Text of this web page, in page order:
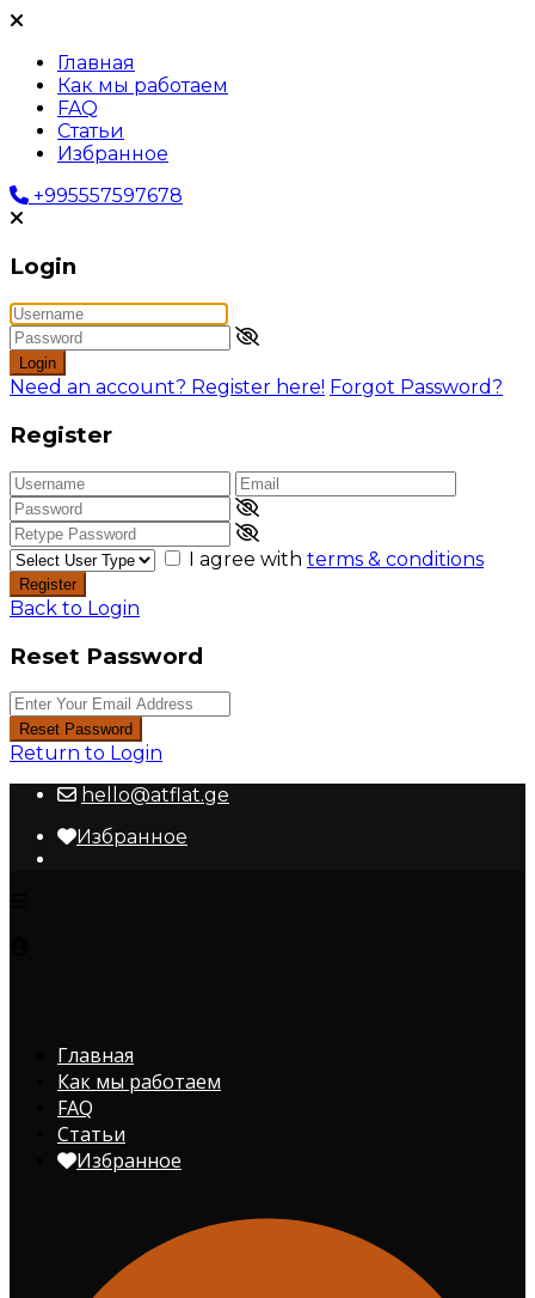
Главная
Как мы работаем
FAQ
Статьи
Избранное
+995557597678
Login
Login
Need an account? Register here! Forgot Password?
Register
I agree with terms & conditions
Register
Back to Login
Reset Password
Reset Password
Return to Login
hello@atflat.ge
Избранное
Главная
Как мы работаем
FAQ
Статьи
Избранное